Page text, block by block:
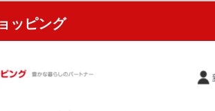
ッピング